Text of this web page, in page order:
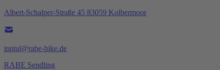
Albert-Schalper-Straße 45 83059 Kolbermoor
inntal@rabe-bike.de
RABE Sendling